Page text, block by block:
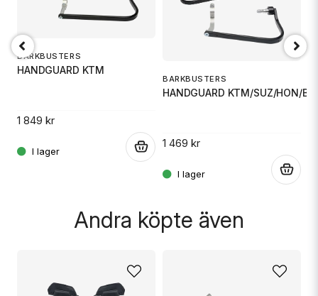
Mejladress
Ja, ni får publicera min fråga
Skicka fråga
BARKBUSTERS
HANDGUARD KTM
1 849 kr
BARKBUSTERS
HANDGUARD KTM/SUZ/HON/
1 469 kr
Andra köpte även